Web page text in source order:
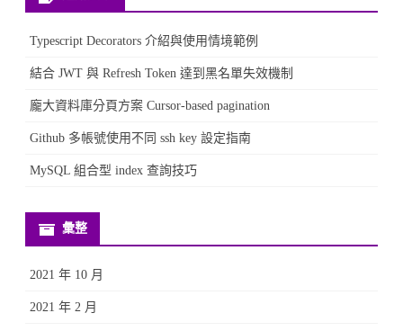
Cursor-
based
pagination〉
中
Typescript Decorators 介紹與使用情境範例
結合 JWT 與 Refresh Token 達到黑名單失效機制
龐大資料庫分頁方案 Cursor-based pagination
Github 多帳號使用不同 ssh key 設定指南
MySQL 組合型 index 查詢技巧
彙整
2021 年 10 月
2021 年 2 月